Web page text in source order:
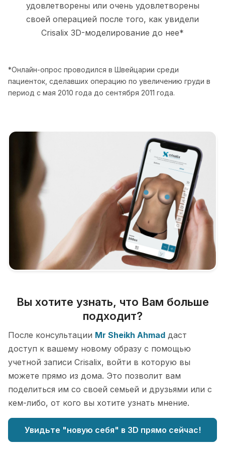
удовлетворены или очень удовлетворены
своей операцией после того, как увидели
Crisalix 3D-моделирование до нее*
*Онлайн-опрос проводился в Швейцарии среди
пациенток, сделавших операцию по увеличению груди в
период с мая 2010 года до сентября 2011 года.
Вы хотите узнать, что Вам больше
подходит?
После консультации Mr Sheikh Ahmad даст
доступ к вашему новому образу с помощью
учетной записи Crisalix, войти в которую вы
можете прямо из дома. Это позволит вам
поделиться им со своей семьей и друзьями или с
кем-либо, от кого вы хотите узнать мнение.
Увидьте "новую себя" в 3D прямо сейчас!